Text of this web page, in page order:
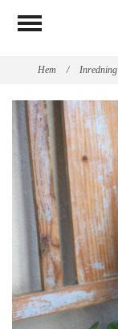
Hem / Inredning